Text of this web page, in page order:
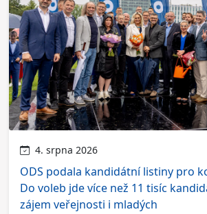
4. srpna 2026
ODS podala kandidátní listiny pro
Do voleb jde více než 11 tisíc
zájem veřejnosti i mladých